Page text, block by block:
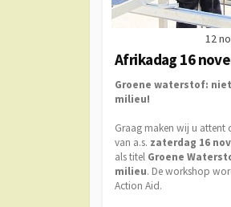
12
Afrikadag 16
Groene waterstof:
milieu!
Graag maken wij u
van a.s. zaterdag 16
als titel Groene
milieu. De workshop
Action Aid.